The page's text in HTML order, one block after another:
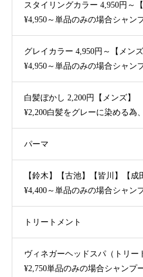
スタイリングカラー 4,950円～【
¥4,950～単品のみの場合シャン
グレイカラー 4,950円～【メンズ
¥4,950～単品のみの場合シャン
白髪ぼかし 2,200円【メンズ】
¥2,200白髪をグレーに染める為
パーマ
【鈴木】【古池】【皆川】【
¥4,400～単品のみの場合シャン
トリートメント
ヴィネガーヘッドスパ（トリー
¥2,750単品のみの場合シャンプ